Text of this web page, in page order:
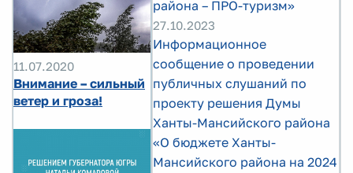
11.07.2020
Внимание – сильный
ветер и гроза!
района – ПРО-туризм»
27.10.2023
Информационное
сообщение о проведении
публичных слушаний по
проекту решения Думы
Ханты-Мансийского района
«О бюджете Ханты-
Мансийского района на 2024